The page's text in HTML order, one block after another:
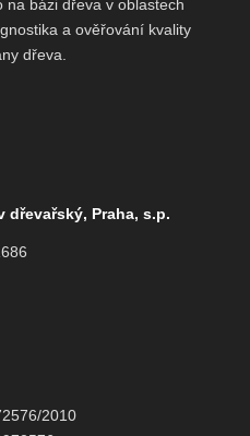
na bázi dřeva v oblastech
a ověřování kvality
dřeva.
dřevařský, Praha, s.p.
2010